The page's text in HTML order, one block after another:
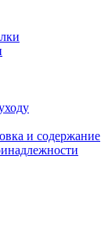
и содержание